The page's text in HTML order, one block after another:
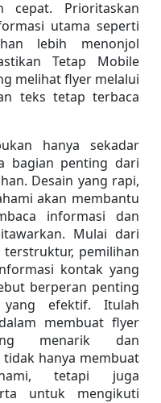
cepat. Prioritaskan
utama seperti
lebih menonjol
Tetap Mobile
melihat flyer melalui
teks tetap terbaca
hanya sekadar
bagian penting dari
Desain yang rapi,
akan membantu
informasi dan
Mulai dari
terstruktur, pemilihan
kontak yang
berperan penting
efektif. Itulah
membuat flyer
menarik dan
hanya membuat
tetapi juga
untuk mengikuti